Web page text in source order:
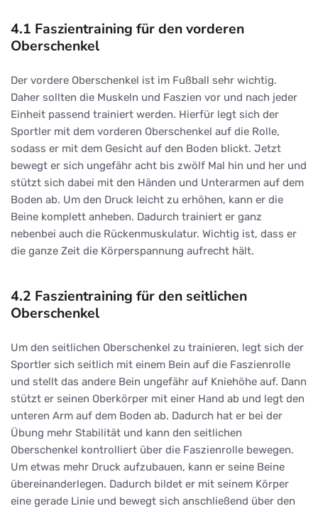
4.1 Faszientraining für den vorderen
Oberschenkel
Der vordere Oberschenkel ist im Fußball sehr wichtig.
Daher sollten die Muskeln und Faszien vor und nach jeder
Einheit passend trainiert werden. Hierfür legt sich der
Sportler mit dem vorderen Oberschenkel auf die Rolle,
sodass er mit dem Gesicht auf den Boden blickt. Jetzt
bewegt er sich ungefähr acht bis zwölf Mal hin und her und
stützt sich dabei mit den Händen und Unterarmen auf dem
Boden ab. Um den Druck leicht zu erhöhen, kann er die
Beine komplett anheben. Dadurch trainiert er ganz
nebenbei auch die Rückenmuskulatur. Wichtig ist, dass er
die ganze Zeit die Körperspannung aufrecht hält.
4.2 Faszientraining für den seitlichen
Oberschenkel
Um den seitlichen Oberschenkel zu trainieren, legt sich der
Sportler sich seitlich mit einem Bein auf die Faszienrolle
und stellt das andere Bein ungefähr auf Kniehöhe auf. Dann
stützt er seinen Oberkörper mit einer Hand ab und legt den
unteren Arm auf dem Boden ab. Dadurch hat er bei der
Übung mehr Stabilität und kann den seitlichen
Oberschenkel kontrolliert über die Faszienrolle bewegen.
Um etwas mehr Druck aufzubauen, kann er seine Beine
übereinanderlegen. Dadurch bildet er mit seinem Körper
eine gerade Linie und bewegt sich anschließend über den